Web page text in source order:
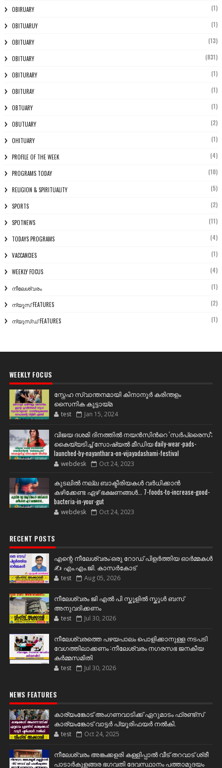
OBIRUARY (1)
OBITUARUY (1)
OBITUARY (13)
OBITUARY (831)
OBITURARY (1)
OBITURAY (1)
OBTUARY (1)
OBUTUARY (2)
OHITUARY (1)
PROFILE OF THE WEEK (4)
PROGRAMS TODAY (10)
RELIGION & SPIRITUALITY (5)
SPORTS (2)
SPOTNEWS (11)
TODAYS PROGRAMS (4)
VACCANCIES (1)
WEEKLY FOCUS (4)
നീലേശ്വരം (1)
ന്യൂസ് FEATURES (2)
ന്യൂസ്ഡ് FEATURES (1)
WEEKLY FOCUS
സ്നേഹ സ്വാന്തനമായി കിനാനൂർ കരിന്തളം
സൈനിക കൂട്ടായ്മ
test Jan 15, 2024
വിജയ ദശമി ദിനത്തില്‍ നയന്‍സിന്‍റെ 'സര്‍പ്രൈസ്';
കൈയ്യടിച്ച് സോഷ്യല്‍ മീഡിയ daily-wear-pads-
launched-by-nayanthara-on-vijayadashami-festival
webdesk Oct 24, 2023
കുടലിൽ നല്ല ബാക്ടീരിയകൾ വര്‍ധിക്കാന്‍
കഴിക്കേണ്ട ഏഴ് ഭക്ഷണങ്ങള്‍... 7-foods-to-increase-good-
bacteria-in-your-gut
webdesk Oct 24, 2023
RECENT POSTS
എന്റെ നീലേശ്വരം:ഒരു റോഡ് പിളർത്തിയ ഓർമ്മകൾ
✍️ എം.എം.ജി. കാസർകോട്
test Aug 05, 2026
നീലേശ്വരം ജി എൽ പി സ്കൂളിൽ സ്കൂൾ ബസ്
അനുവദിക്കണം
test Jul 30, 2026
നീലേശ്വരത്തെ പഴയപാലം പൊളിക്കാനുള്ള നടപടി
വേഗത്തിലാക്കണം :നീലേശ്വരം നഗരസഭ ജനകീയ
കർമ്മസമിതി
test Jul 30, 2026
NEWS FEATURES
കാര്യംങ്കോട് അംഗണവാടിക്ക് ഏറുമാടം ഫ്രണ്ട്സ്
കാര്യംങ്കോട് വാട്ടർ പ്യൂരിഫയർ നൽകി.
test Oct 24, 2025
നീലേശ്വരം അങ്കക്കളരി കള്ളിപ്പാൽ വീട് തറവാട് ശ്രീ
പാടാർകുളങ്ങര ഭഗവതി ദേവസ്ഥാനം പത്താമുദയം